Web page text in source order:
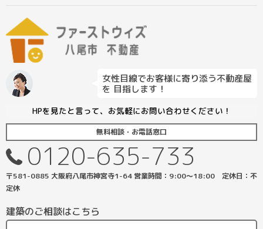
女性目線でお客様に寄り添う不動産屋
を 目指します！
HPを見たと言って、お気軽にお問い合わせください！
無料相談・お電話窓口
0120-635-733
〒581-0885 大阪府八尾市神宮寺1-64 営業時間：9:00〜18:00 定休日：不
定休
建築のご相談はこちら